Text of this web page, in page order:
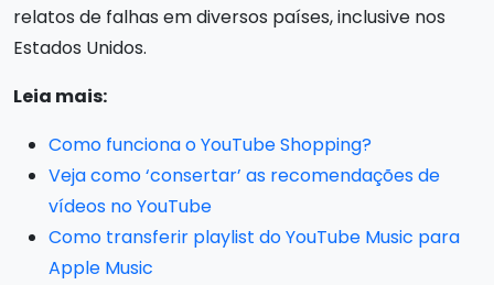
relatos de falhas em diversos países, inclusive nos
Estados Unidos.
Leia mais:
Como funciona o YouTube Shopping?
Veja como ‘consertar’ as recomendações de
vídeos no YouTube
Como transferir playlist do YouTube Music para
Apple Music